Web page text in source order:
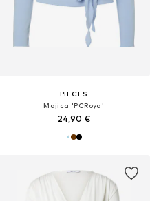
PIECES
Majica 'PCRoya'
24,90 €